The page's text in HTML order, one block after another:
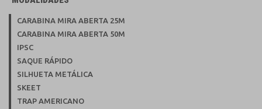
CARABINA MIRA ABERTA 25M
CARABINA MIRA ABERTA 50M
IPSC
SAQUE RÁPIDO
SILHUETA METÁLICA
SKEET
TRAP AMERICANO